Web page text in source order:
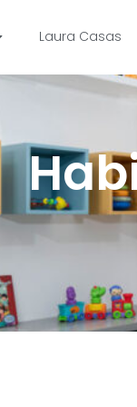
Laura Casas